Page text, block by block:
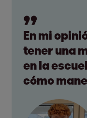
En mi
tener una
en la
cómo